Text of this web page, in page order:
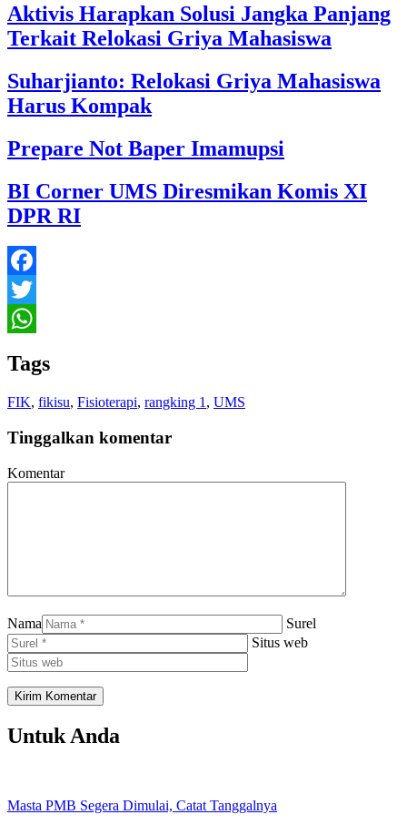
Aktivis Harapkan Solusi Jangka Panjang
Terkait Relokasi Griya Mahasiswa
Suharjianto: Relokasi Griya Mahasiswa
Harus Kompak
Prepare Not Baper Imamupsi
BI Corner UMS Diresmikan Komis XI
DPR RI
Facebook
Twitter
Tags
FIK, fikisu, Fisioterapi, rangking 1 , UMS
Tinggalkan komentar
Komentar
Nama
Surel
Situs web
Untuk Anda
Masta PMB Segera Dimulai, Catat Tanggalnya